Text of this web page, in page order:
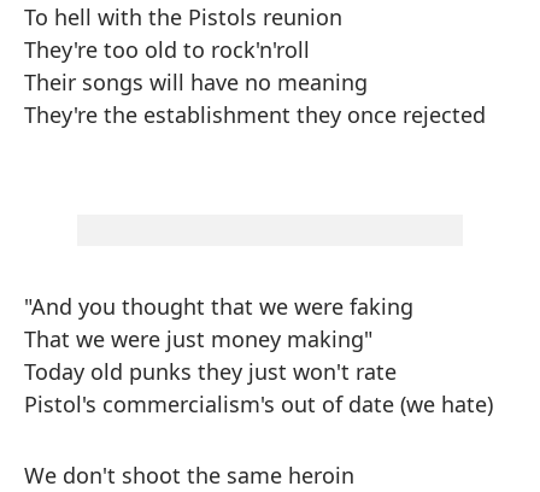
To hell with the Pistols reunion
They're too old to rock'n'roll
Their songs will have no meaning
They're the establishment they once rejected
"And you thought that we were faking
That we were just money making"
Today old punks they just won't rate
Pistol's commercialism's out of date (we hate)
We don't shoot the same heroin